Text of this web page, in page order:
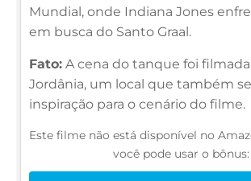
Mundial, onde Indiana Jones
em busca do Santo Graal.
Fato: A cena do tanque foi
Jordânia, um local que também
inspiração para o cenário do filme.
Este filme não está disponível no
você pode usar o bônus: